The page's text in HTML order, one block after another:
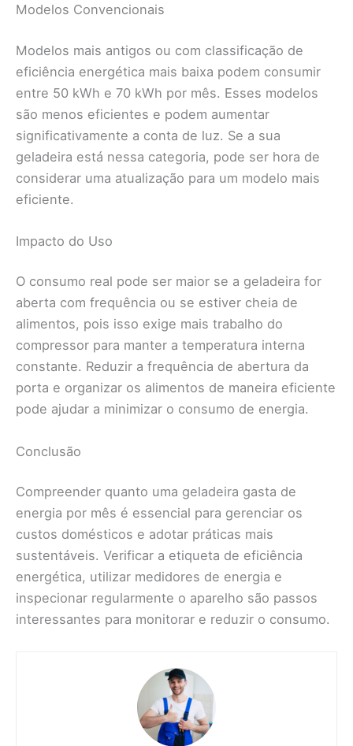
Modelos Convencionais
Modelos mais antigos ou com classificação de
eficiência energética mais baixa podem consumir
entre 50 kWh e 70 kWh por mês. Esses modelos
são menos eficientes e podem aumentar
significativamente a conta de luz. Se a sua
geladeira está nessa categoria, pode ser hora de
considerar uma atualização para um modelo mais
eficiente.
Impacto do Uso
O consumo real pode ser maior se a geladeira for
aberta com frequência ou se estiver cheia de
alimentos, pois isso exige mais trabalho do
compressor para manter a temperatura interna
constante. Reduzir a frequência de abertura da
porta e organizar os alimentos de maneira eficiente
pode ajudar a minimizar o consumo de energia.
Conclusão
Compreender quanto uma geladeira gasta de
energia por mês é essencial para gerenciar os
custos domésticos e adotar práticas mais
sustentáveis. Verificar a etiqueta de eficiência
energética, utilizar medidores de energia e
inspecionar regularmente o aparelho são passos
interessantes para monitorar e reduzir o consumo.